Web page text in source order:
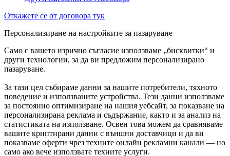
Откажете се от договора тук
Персонализиране на настройките за пазаруване
Само с вашето изрично съгласие използваме „бисквитки“ и
други технологии, за да ви предложим персонализирано
пазаруване.
За тази цел събираме данни за нашите потребители, тяхното
поведение и използваните устройства. Тези данни използваме
за постоянно оптимизиране на нашия уебсайт, за показване на
персонализирана реклама и съдържание, както и за анализ на
статистиката на използване. Освен това можем да сравняваме
вашите криптирани данни с външни доставчици и да ви
показваме оферти чрез техните онлайн рекламни канали — но
само ако вече използвате техните услуги.